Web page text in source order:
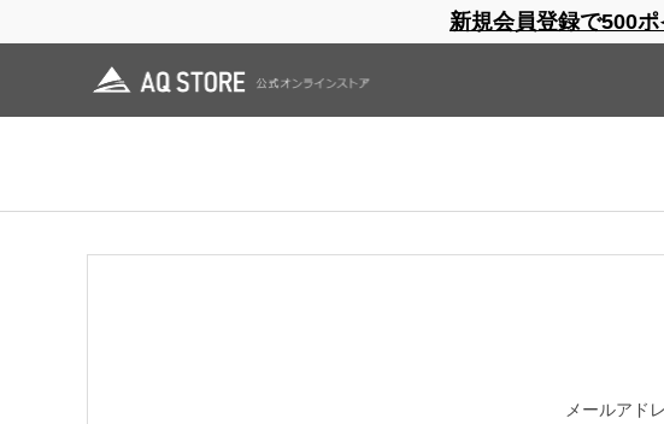
新規会員登録で500ポ
ブランドサイト
スリーピングマット バックパック
ログイン
マイ
メールアド